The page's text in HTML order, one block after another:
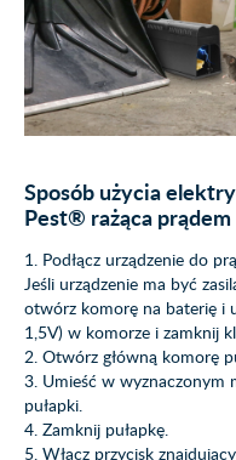
Sposób użycia
Pest® rażąca prądem
1. Podłącz urządzenie do
Jeśli urządzenie ma być
otwórz komorę na baterię i
1,5V) w komorze i zamknij
2. Otwórz główną komorę
3. Umieść w wyznaczonym
pułapki.
4. Zamknij pułapkę.
5. Włącz przycisk